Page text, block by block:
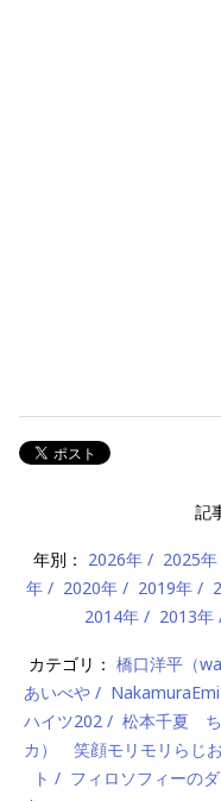
記
年別： 2026年 2025年
年
2020年 2019年
2014年
2013年
カテゴリ： 橋口洋平（
あいべや
ハイツ202
松本千夏 ち
カ） 笑顔モリモリらじ
ト
フィロソフィーの